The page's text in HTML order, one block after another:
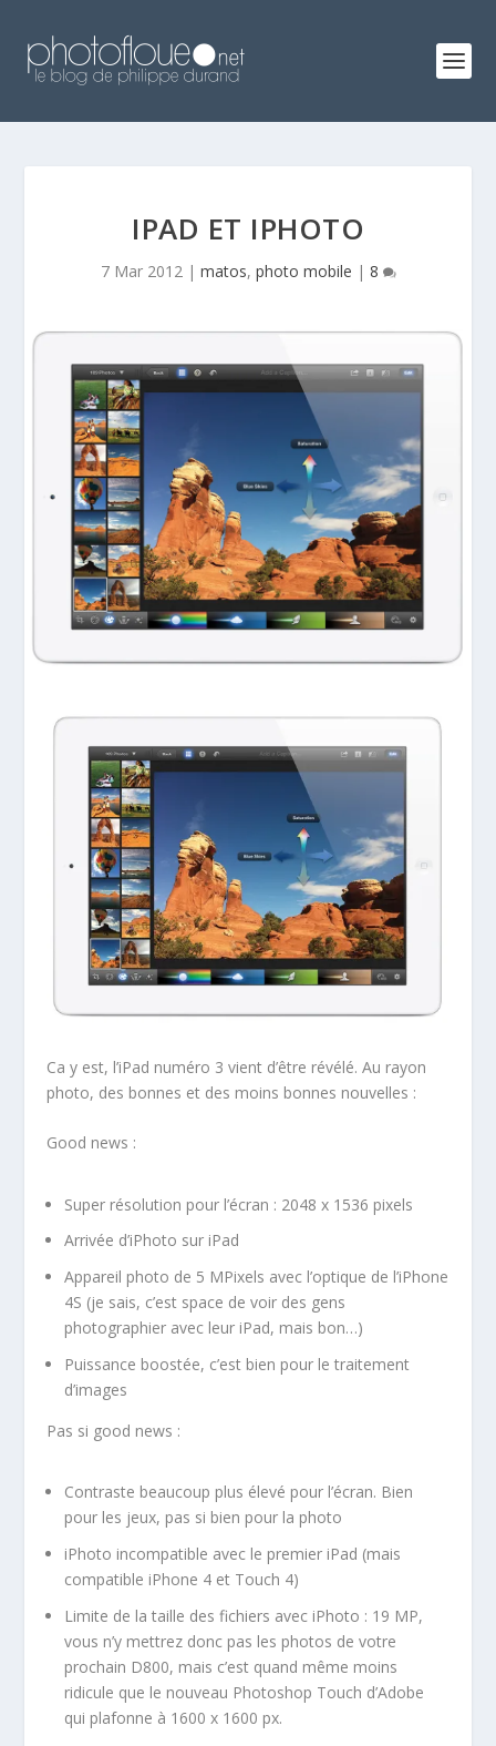
IPAD ET IPHOTO
7 Mar 2012| matos, photo mobile | 8
Ca y est, l’iPad numéro 3 vient d’être révélé. Au rayon
photo, des bonnes et des moins bonnes nouvelles :
Good news :
Super résolution pour l’écran : 2048 x 1536 pixels
Arrivée d’iPhoto sur iPad
Appareil photo de 5 MPixels avec l’optique de l’iPhone
4S (je sais, c’est space de voir des gens
photographier avec leur iPad, mais bon…)
Puissance boostée, c’est bien pour le traitement
d’images
Pas si good news :
Contraste beaucoup plus élevé pour l’écran. Bien
pour les jeux, pas si bien pour la photo
iPhoto incompatible avec le premier iPad (mais
compatible iPhone 4 et Touch 4)
Limite de la taille des fichiers avec iPhoto : 19 MP,
vous n’y mettrez donc pas les photos de votre
prochain D800, mais c’est quand même moins
ridicule que le nouveau Photoshop Touch d’Adobe
qui plafonne à 1600 x 1600 px.